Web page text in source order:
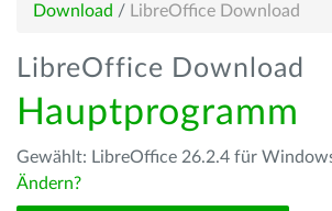
Download / LibreOffice Download
LibreOffice Download
Hauptprogramm
Gewählt: LibreOffice 26.2.4 für
Ändern?